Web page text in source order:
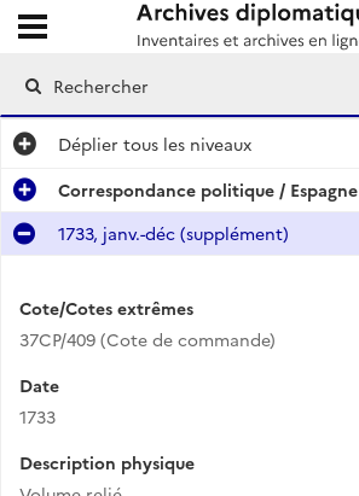
Archives diplomatiques
Ouvrir le menu déroulant
Déplier tous les niveaux
Correspondance politique / Espagne
1733, janv.-déc (supplément)
Cote/Cotes extrêmes
37CP/409 (Cote de commande)
Date
1733
Description physique